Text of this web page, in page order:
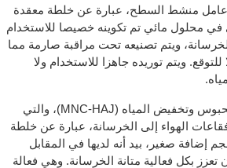
عامل منشط السطح، عبارة عن خلطة معقدة
محلول مائي تم تكوينه خصيصا للاستخدام
ويتم تصنيعه تحت مراقبة صارمة مما
ويتم توريده جاهزا للاستخدام ولا
ف خلطة عامل الهواء المحبوس وتخفيض المياه (MNC-HAJ)، والتي
الهواء إلى الخرسانة، عبارة عن خلطة
إضافة صغير، بيد أنه لديها في المقابل
بكل فعالية متانة الخرسانة. وهي فعالة